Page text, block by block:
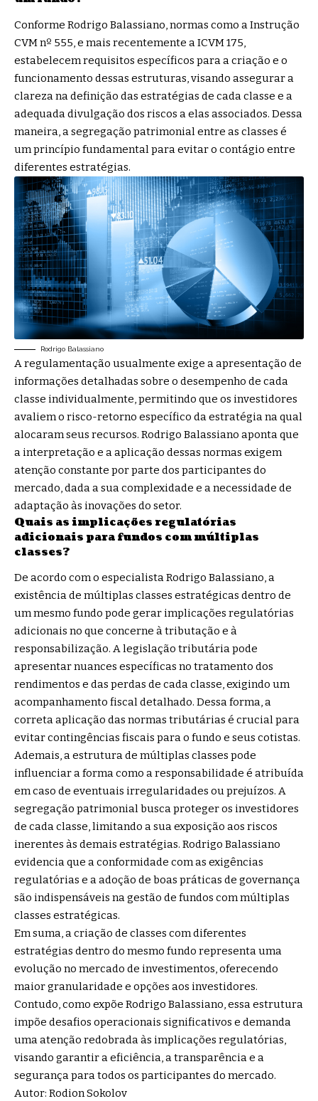
Conforme Rodrigo Balassiano, normas como a Instrução
CVM nº 555, e mais recentemente a ICVM 175,
estabelecem requisitos específicos para a criação e o
funcionamento dessas estruturas, visando assegurar a
clareza na definição das estratégias de cada classe e a
adequada divulgação dos riscos a elas associados. Dessa
maneira, a segregação patrimonial entre as classes é
um princípio fundamental para evitar o contágio entre
diferentes estratégias.
Rodrigo Balassiano
A regulamentação usualmente exige a apresentação de
informações detalhadas sobre o desempenho de cada
classe individualmente, permitindo que os investidores
avaliem o risco-retorno específico da estratégia na qual
alocaram seus recursos. Rodrigo Balassiano aponta que
a interpretação e a aplicação dessas normas exigem
atenção constante por parte dos participantes do
mercado, dada a sua complexidade e a necessidade de
adaptação às inovações do setor.
Quais as implicações regulatórias
adicionais para fundos com múltiplas
classes?
De acordo com o especialista Rodrigo Balassiano, a
existência de múltiplas classes estratégicas dentro de
um mesmo fundo pode gerar implicações regulatórias
adicionais no que concerne à tributação e à
responsabilização. A legislação tributária pode
apresentar nuances específicas no tratamento dos
rendimentos e das perdas de cada classe, exigindo um
acompanhamento fiscal detalhado. Dessa forma, a
correta aplicação das normas tributárias é crucial para
evitar contingências fiscais para o fundo e seus cotistas.
Ademais, a estrutura de múltiplas classes pode
influenciar a forma como a responsabilidade é atribuída
em caso de eventuais irregularidades ou prejuízos. A
segregação patrimonial busca proteger os investidores
de cada classe, limitando a sua exposição aos riscos
inerentes às demais estratégias. Rodrigo Balassiano
evidencia que a conformidade com as exigências
regulatórias e a adoção de boas práticas de governança
são indispensáveis na gestão de fundos com múltiplas
classes estratégicas.
Em suma, a criação de classes com diferentes
estratégias dentro do mesmo fundo representa uma
evolução no mercado de investimentos, oferecendo
maior granularidade e opções aos investidores.
Contudo, como expõe Rodrigo Balassiano, essa estrutura
impõe desafios operacionais significativos e demanda
uma atenção redobrada às implicações regulatórias,
visando garantir a eficiência, a transparência e a
segurança para todos os participantes do mercado.
Autor: Rodion Sokolov